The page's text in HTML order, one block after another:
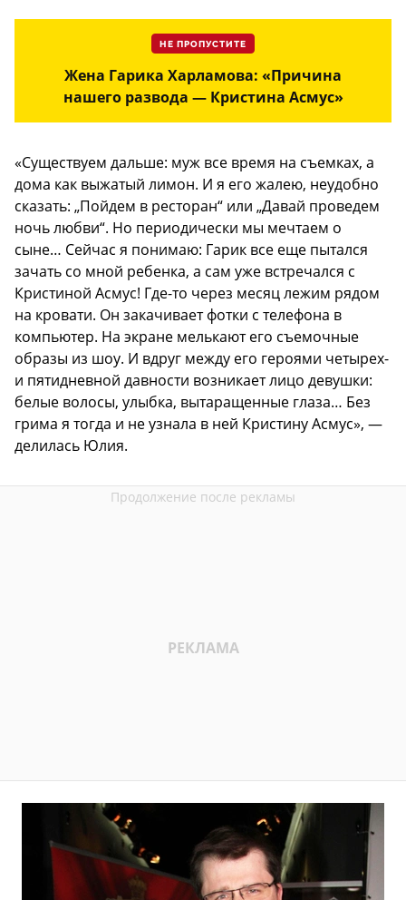
НЕ ПРОПУСТИТЕ
Жена Гарика Харламова: «Причина
нашего развода — Кристина Асмус»
«Существуем дальше: муж все время на съемках, а
дома как выжатый лимон. И я его жалею, неудобно
сказать: „Пойдем в ресторан“ или „Давай проведем
ночь любви“. Но периодически мы мечтаем о
сыне… Сейчас я понимаю: Гарик все еще пытался
зачать со мной ребенка, а сам уже встречался с
Кристиной Асмус! Где-то через месяц лежим рядом
на кровати. Он закачивает фотки с телефона в
компьютер. На экране мелькают его съемочные
образы из шоу. И вдруг между его героями четырех-
и пятидневной давности возникает лицо девушки:
белые волосы, улыбка, вытаращенные глаза… Без
грима я тогда и не узнала в ней Кристину Асмус», —
делилась Юлия.